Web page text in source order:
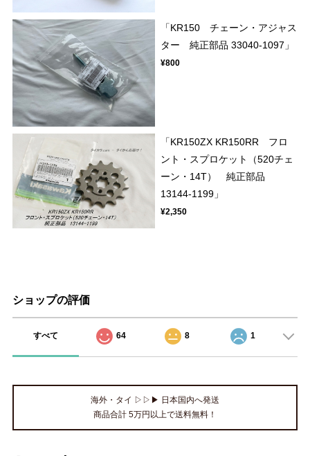
「KR150 チェーン・アジャス
ター 純正部品 33040-1097」
¥800
「KR150ZX KR150RR フロ
ント・スプロケット（520チェ
ーン・14T） 純正部品
13144-1199」
¥2,350
ショップの評価
すべて 64 8 1
海外・タイ ▷▷▶ 日本国内へ発送
商品合計 5万円以上で送料無料！